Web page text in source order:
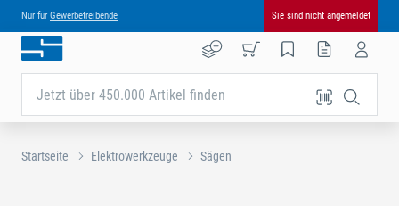
Nur für Gewerbetreibende Sie sind nicht angemeldet
Jetzt über 450.000 Artikel finden
Startseite Elektrowerkzeuge Sägen